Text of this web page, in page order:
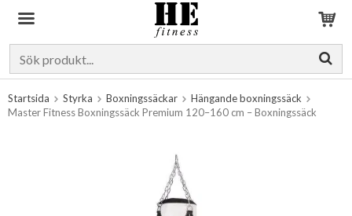
Startsida Styrka Boxningssäckar
Hängande boxningssäck
Master Fitness Boxningssäck Premium 120–160 cm – Boxningssäck